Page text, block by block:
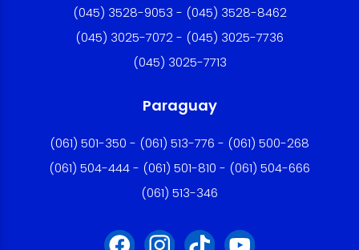
(045) 3528-9053 - (045) 3528-8462
(045) 3025-7072 - (045) 3025-7736
(045) 3025-7713
Paraguay
(061) 501-350 - (061) 513-776 - (061) 500-268
(061) 504-444 - (061) 501-810 - (061) 504-666
(061) 513-346